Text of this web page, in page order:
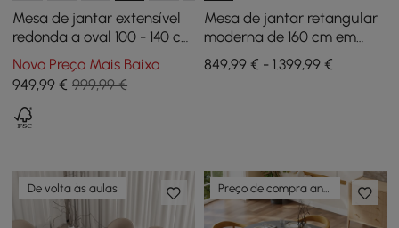
Mesa de jantar extensível
redonda a oval 100 - 140 cm
de madeira estilo Japandi -
nogueira
Novo Preço Mais Baixo
949,99 € 999,99 €
Mesa de jantar retangular
moderna de 160 cm em
pedra sinterizada brilhante
Pandora
849,99 € - 1.399,99 €
De volta às aulas